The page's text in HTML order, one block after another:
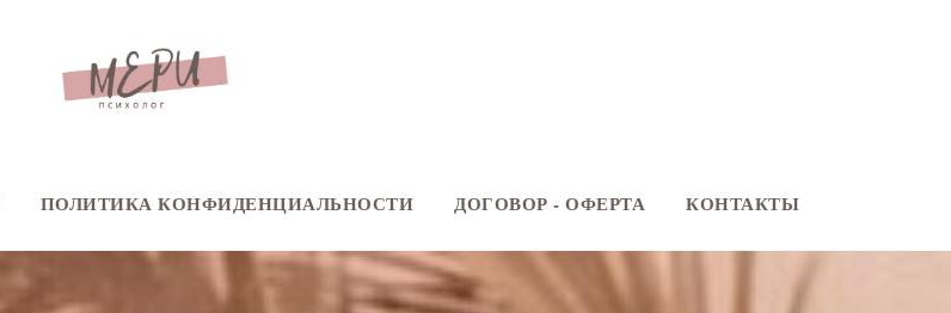
ПОЛИТИКА КОНФИДЕНЦИАЛЬНОСТИ ДОГОВОР - ОФЕРТА КОНТАКТЫ